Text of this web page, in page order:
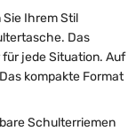
Sie Ihrem Stil
Das
jede Situation. Auf
kompakte Format
Schulterriemen